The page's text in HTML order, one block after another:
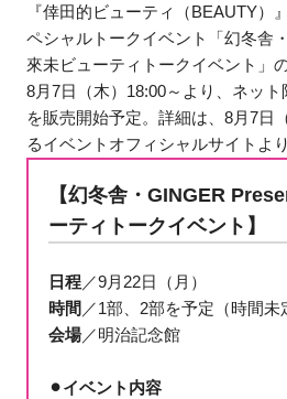
『倖田的ビューティ（BEAUTY）
ペシャルトークイベント「幻冬舎
來未ビューティトークイベント
8月7日（木）18:00～より、ネッ
を販売開始予定。詳細は、8月7日
るイベントオフィシャルサイトよ
【幻冬舎・GINGER
ーティトークイベント】
日程／9月22日（月）
時間 ／1部、2部を予定（時間未
会場／明治記念館
⚫︎イベント内容